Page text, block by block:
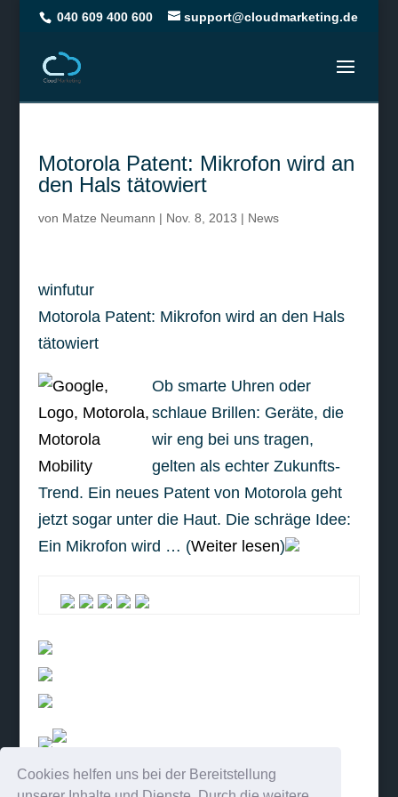
Cookies helfen uns bei der Bereitstellung
040 609 400 600 support@cloudmarketing.de
Motorola Patent: Mikrofon wird an
den Hals tätowiert
von Matze Neumann | Nov. 8, 2013 | News
winfutur
Motorola Patent: Mikrofon wird an den Hals
tätowiert
Ob smarte Uhren oder
schlaue Brillen: Geräte, die
wir eng bei uns tragen,
gelten als echter Zukunfts-
Trend. Ein neues Patent von Motorola geht
jetzt sogar unter die Haut. Die schräge Idee:
Ein Mikrofon wird … (Weiter lesen)
weiterlesen